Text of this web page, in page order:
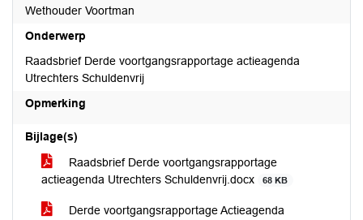
Wethouder Voortman
Onderwerp
Raadsbrief Derde voortgangsrapportage actieagenda
Utrechters Schuldenvrij
Opmerking
Bijlage(s)
Raadsbrief Derde voortgangsrapportage
actieagenda Utrechters Schuldenvrij.docx
68 KB
Derde voortgangsrapportage Actieagenda